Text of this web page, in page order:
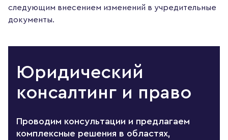
следующим внесением изменений в учредительные
документы.
Юридический
консалтинг и право
Проводим консультации и предлагаем
комплексные решения в областях,